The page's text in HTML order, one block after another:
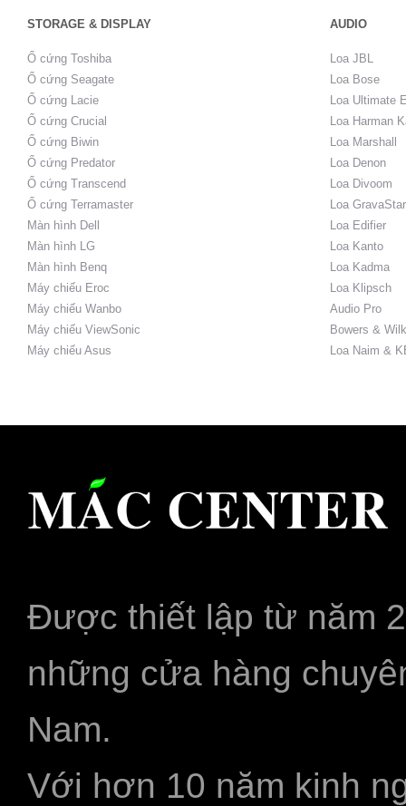
STORAGE & DISPLAY AUDIO
Ổ cứng Toshiba
Ổ cứng Seagate
Ổ cứng Lacie
Ổ cứng Crucial
Ổ cứng Biwin
Ổ cứng Predator
Ổ cứng Transcend
Ổ cứng Terramaster
Màn hình Dell
Màn hình LG
Màn hình Benq
Máy chiếu Eroc
Máy chiếu Wanbo
Máy chiếu ViewSonic
Máy chiếu Asus
Loa JBL
Loa Bose
Loa Ultimate
Loa Harman
Loa Marshall
Loa Denon
Loa Divoom
Loa GravaStar
Loa Edifier
Loa Kanto
Loa Kadma
Loa Klipsch
Audio Pro
Bowers &
Loa Naim &
Được thiết lập từ năm
những cửa hàng
Nam.
Với hơn 10 năm kinh